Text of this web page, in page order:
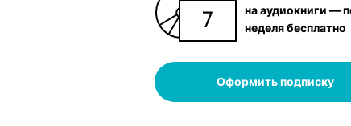
на аудиокниги —
неделя бесплатно
Оформить подписку